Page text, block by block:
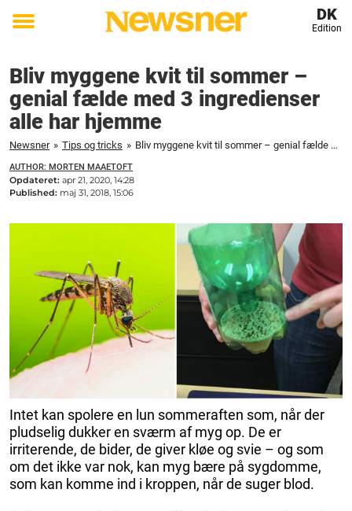
Toggle
DK
Edition
Bliv myggene kvit til sommer –
genial fælde med 3 ingredienser
alle har hjemme
Newsner » Tips og tricks » Bliv myggene kvit til sommer – genial fælde med 3 ingredienser alle har hjemme
AUTHOR: MORTEN MAAETOFT
Opdateret: apr 21, 2020, 14:28
Published: maj 31, 2018, 15:06
Intet kan spolere en lun sommeraften som, når der
pludselig dukker en sværm af myg op. De er
irriterende, de bider, de giver kløe og svie – og som
om det ikke var nok, kan myg bære på sygdomme,
som kan komme ind i kroppen, når de suger blod.